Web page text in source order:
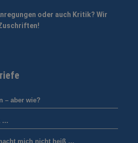
oder auch Kritik? Wir
– aber wie?
…
mich nicht heiß …